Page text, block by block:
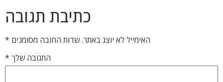
כתיבת תגובה
האימייל לא יוצג באתר.שדות החובה מסומנים *
התגובה שלך *